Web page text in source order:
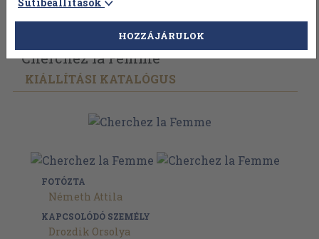
Vissza az előző oldalra Válasszon példányt
Cherchez la Femme
KIÁLLÍTÁSI KATALÓGUS
FOTÓZTA
Németh Attila
KAPCSOLÓDÓ SZEMÉLY
Drozdik Orsolya
HOZZÁJÁRULOK